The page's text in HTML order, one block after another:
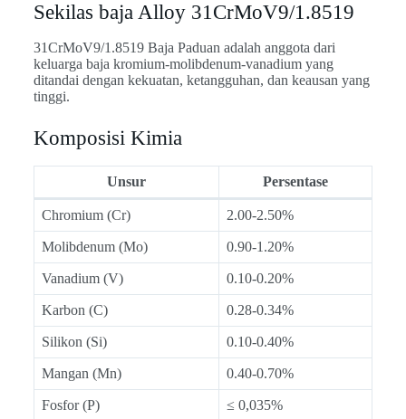
Sekilas baja Alloy 31CrMoV9/1.8519
31CrMoV9/1.8519 Baja Paduan adalah anggota dari
keluarga baja kromium-molibdenum-vanadium yang
ditandai dengan kekuatan, ketangguhan, dan keausan yang
tinggi.
Komposisi Kimia
Unsur Persentase
Chromium (Cr) 2.00-2.50%
Molibdenum (Mo) 0.90-1.20%
Vanadium (V) 0.10-0.20%
Karbon (C) 0.28-0.34%
Silikon (Si) 0.10-0.40%
Mangan (Mn) 0.40-0.70%
Fosfor (P) ≤ 0,035%